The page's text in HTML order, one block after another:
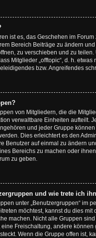
ist es, das Geschehen im
Bereich Beiträge zu ändern
zu verschieben und zu
Mitglieder „offtopic“, d. h. etwas
bzw. Angreifendes
von Mitgliedern, die die
verwaltbare Einheiten aufteilt.
und jeder Gruppe können
Dies erleichtert es den
Benutzer auf einmal zu ändern
Bereichs zu machen oder
zu geben.
und wie trete ich
unter „Benutzergruppen“ im
möchtest, kannst du dies mit
machen. Nicht alle Gruppen
Freischaltung, andere können
Wenn die Gruppe offen ist,